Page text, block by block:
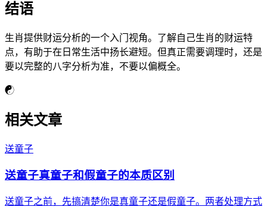
结语
生肖提供财运分析的一个入门视角。了解自己生肖的财运特
点，有助于在日常生活中扬长避短。但真正需要调理时，还是
要以完整的八字分析为准，不要以偏概全。
☯
相关文章
送童子
送童子真童子和假童子的本质区别
送童子之前，先搞清楚你是真童子还是假童子。两者处理方式